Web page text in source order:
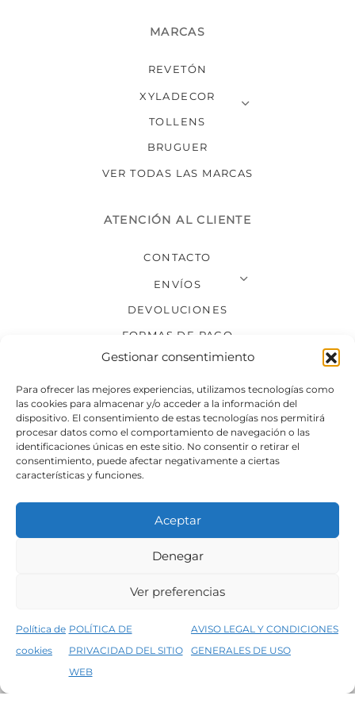
Gestionar consentimiento
Para ofrecer las mejores experiencias, utilizamos tecnologías como
las cookies para almacenar y/o acceder a la información del
dispositivo. El consentimiento de estas tecnologías nos permitirá
procesar datos como el comportamiento de navegación o las
identificaciones únicas en este sitio. No consentir o retirar el
consentimiento, puede afectar negativamente a ciertas
características y funciones.
Aceptar
Denegar
Ver preferencias
Política de
cookies
POLÍTICA DE
PRIVACIDAD DEL SITIO
WEB
AVISO LEGAL Y CONDICIONES
GENERALES DE USO
5% de descuento en tu primera compra, utiliza el código PRIMERACOMPRA
MARCAS
REVETÓN
XYLADECOR
TOLLENS
BRUGUER
VER TODAS LAS MARCAS
ATENCIÓN AL CLIENTE
CONTACTO
ENVÍOS
DEVOLUCIONES
FORMAS DE PAGO
SÍGUENOS
Condiciones generales de venta
Política de privacidad del sitio web
©2026 Decopintur- todos los derechos